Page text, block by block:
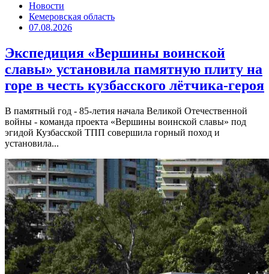
Новости
Кемеровская область
07.08.2026
Экспедиция «Вершины воинской
славы» установила памятную плиту на
горе в честь кузбасского лётчика-героя
В памятный год - 85-летия начала Великой Отечественной
войны - команда проекта «Вершины воинской славы» под
эгидой Кузбасской ТПП совершила горный поход и
установила...